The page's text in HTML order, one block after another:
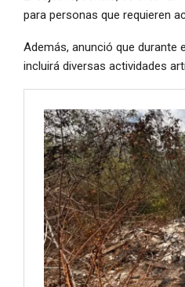
para personas que requieren
Además, anunció que durante
incluirá diversas actividades